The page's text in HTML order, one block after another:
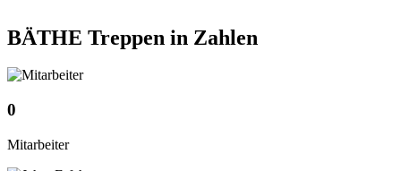
BÄTHE Treppen in Zahlen
0
Mitarbeiter